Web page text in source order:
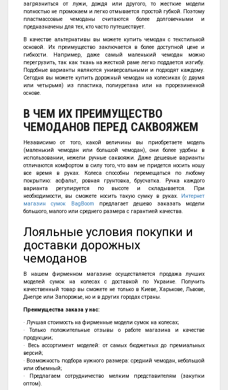
загрязниться от лужи, дождя или другого, то жесткие модели
полностью не промокаем и легко отмывается простой губкой. Поэтому
пластмассовые чемоданы считаются более долговечными и
предназначены для тех, кто часто путешествует.
В качестве альтернативы вы можете купить чемодан с текстильной
основой. Их преимущество заключается в более доступной цене и
гибкости. Например, даже самый маленький чемодан можно
перегрузить, так как ткань на жесткой раме легко поддается изгибу.
Подобные варианты являются универсальными и подходят каждому.
Сегодня вы можете купить дорожный чемодан на колесиках (с двумя
или четырьмя) из пластика, полиуретана или на прорезиненной
основе.
В ЧЕМ ИХ ПРЕИМУЩЕСТВО
ЧЕМОДАНОВ ПЕРЕД САКВОЯЖЕМ
Независимо от того, какой величины вы приобретаете модель
(маленький чемодан или большой чемодан), они более удобны в
использовании, нежели ручные саквояжи. Даже дешевые варианты
отличаются комфортом в силу того, что вам не придется носить ношу
все время в руках. Колеса способны перемещаться по любому
покрытию: асфальт, ровная грунтовка, брусчатка. Ручка каждого
варианта регулируется по высоте и складывается. При
необходимости, вы сможете носить такую сумку в руках. Интернет
магазин сумок BagBoom предлагает дешево заказать модели
большого, малого или среднего размера с гарантией качества.
Лояльные условия покупки и
доставки дорожных
чемоданов
В нашем фирменном магазине осуществляется продажа лучших
моделей сумок на колесах с доставкой по Украине. Получить
качественный товар вы сможете не только в Киеве, Харькове, Львове,
Днепре или Запорожье, но и в других городах страны.
Преимущества заказа у нас:
· Лучшая стоимость на фирменные модели сумок на колесах;
· Только положительные отзывы о работе магазина и качестве
продукции;
· Весь ассортимент моделей: от самых бюджетных до премиальных
версий;
· Возможность подбора нужного размера: средний чемодан, небольшой
или объемный;
· Предлагаем сотрудничество мелким представителям (закупки
оптом).